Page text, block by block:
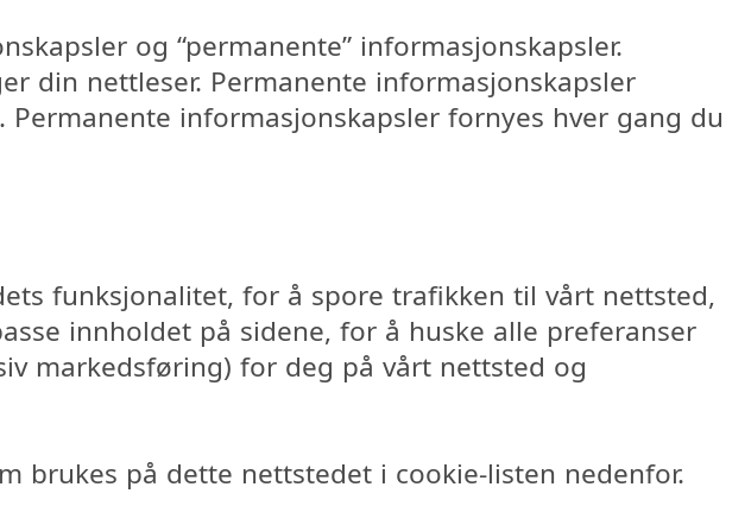
og “permanente” informasjonskapsler.
din nettleser. Permanente informasjonskapsler
informasjonskapsler fornyes hver gang du
funksjonalitet, for å spore trafikken til vårt nettsted,
innholdet på sidene, for å huske alle preferanser
markedsføring) for deg på vårt nettsted og
brukes på dette nettstedet i cookie-listen nedenfor.